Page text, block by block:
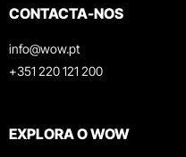
CONTACTA-NOS
info@wow.pt
+351 220 121 200
EXPLORA O WOW